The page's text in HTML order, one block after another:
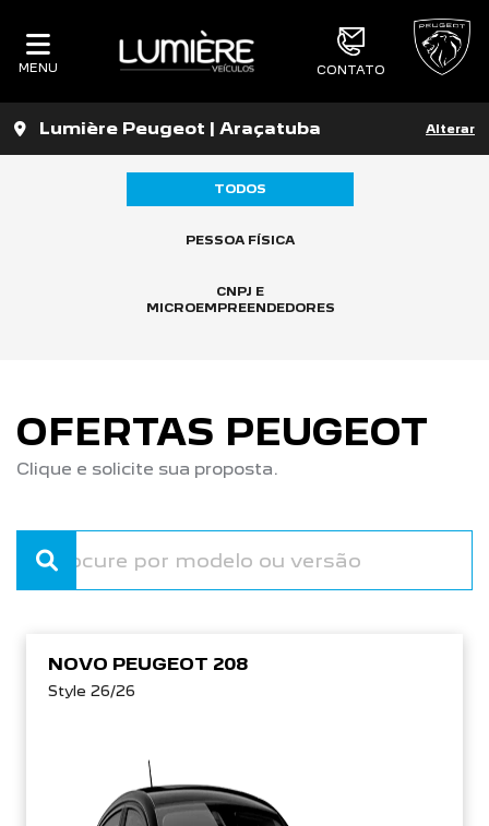
MENU CONTATO
Lumière Peugeot | Araçatuba Alterar
TODOS
PESSOA FÍSICA
CNPJ E
MICROEMPREENDEDORES
OFERTAS PEUGEOT
Clique e solicite sua proposta.
NOVO PEUGEOT 208
Style 26/26